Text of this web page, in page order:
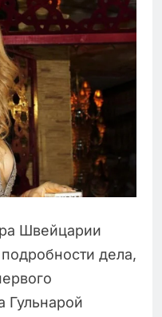
Швейцарии
дела,
Гульнарой